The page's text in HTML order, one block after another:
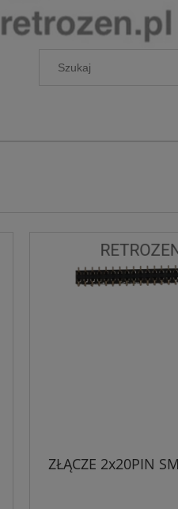
ZŁĄCZE 2x20PIN